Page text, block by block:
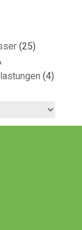
2525
44